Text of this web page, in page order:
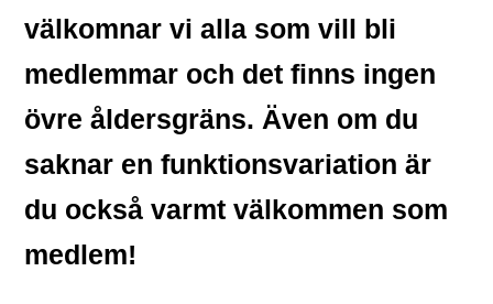
välkomnar vi alla som vill bli
medlemmar och det finns ingen
övre åldersgräns. Även om du
saknar en funktionsvariation är
du också varmt välkommen som
medlem!